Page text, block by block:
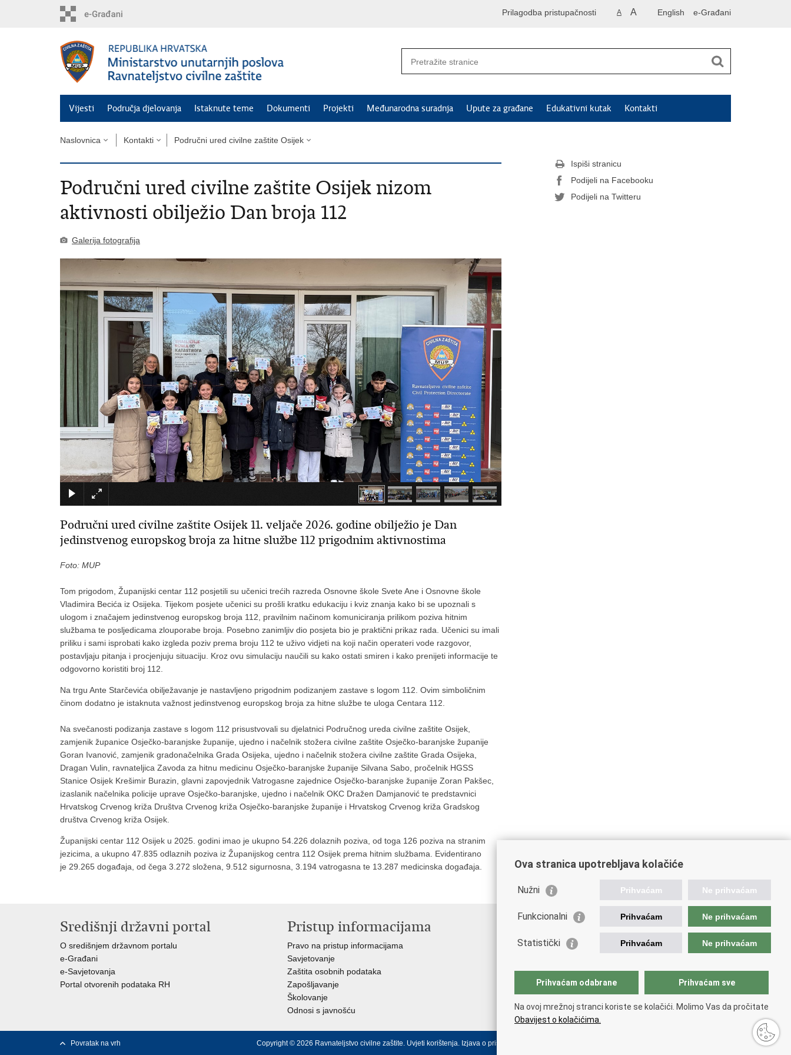
English e-Građani
A A
Prilagodba pristupačnosti
Vijesti Područja djelovanja Istaknute teme Dokumenti Projekti Međunarodna suradnja Upute za građane Edukativni kutak Kontakti
Naslovnica Kontakti Područni ured civilne zaštite Osijek
Područni ured civilne zaštite Osijek nizom
aktivnosti obilježio Dan broja 112
Galerija fotografija
Područni ured civilne zaštite Osijek 11. veljače 2026. godine obilježio je Dan jedinstvenog europskog broja za
hitne službe 112 prigodnim aktivnostima
Područni ured civilne zaštite Osijek 11. veljače 2026. godine obilježio je Dan
jedinstvenog europskog broja za hitne službe 112 prigodnim aktivnostima
Foto: MUP
Tom prigodom, Županijski centar 112 posjetili su učenici trećih razreda Osnovne škole Svete Ane i Osnovne škole
Vladimira Becića iz Osijeka. Tijekom posjete učenici su prošli kratku edukaciju i kviz znanja kako bi se upoznali s
ulogom i značajem jedinstvenog europskog broja 112, pravilnim načinom komuniciranja prilikom poziva hitnim
službama te posljedicama zlouporabe broja. Posebno zanimljiv dio posjeta bio je praktični prikaz rada. Učenici su imali
priliku i sami isprobati kako izgleda poziv prema broju 112 te uživo vidjeti na koji način operateri vode razgovor,
postavljaju pitanja i procjenjuju situaciju. Kroz ovu simulaciju naučili su kako ostati smiren i kako prenijeti informacije te
odgovorno koristiti broj 112.
Na trgu Ante Starčevića obilježavanje je nastavljeno prigodnim podizanjem zastave s logom 112. Ovim simboličnim
činom dodatno je istaknuta važnost jedinstvenog europskog broja za hitne službe te uloga Centara 112.
Na svečanosti podizanja zastave s logom 112 prisustvovali su djelatnici Područnog ureda civilne zaštite Osijek,
zamjenik županice Osječko-baranjske županije, ujedno i načelnik stožera civilne zaštite Osječko-baranjske županije
Goran Ivanović, zamjenik gradonačelnika Grada Osijeka, ujedno i načelnik stožera civilne zaštite Grada Osijeka,
Dragan Vulin, ravnateljica Zavoda za hitnu medicinu Osječko-baranjske županije Silvana Sabo, pročelnik HGSS
Stanice Osijek Krešimir Burazin, glavni zapovjednik Vatrogasne zajednice Osječko-baranjske županije Zoran Pakšec,
izaslanik načelnika policije uprave Osječko-baranjske, ujedno i načelnik OKC Dražen Damjanović te predstavnici
Hrvatskog Crvenog križa Društva Crvenog križa Osječko-baranjske županije i Hrvatskog Crvenog križa Gradskog
društva Crvenog križa Osijek.
Županijski centar 112 Osijek u 2025. godini imao je ukupno 54.226 dolaznih poziva, od toga 126 poziva na stranim
jezicima, a ukupno 47.835 odlaznih poziva iz Županijskog centra 112 Osijek prema hitnim službama. Evidentirano
je 29.265 događaja, od čega 3.272 složena, 9.512 sigurnosna, 3.194 vatrogasna te 13.287 medicinska događaja.
Ispiši stranicu
Podijeli na Facebooku
Podijeli na Twitteru
Središnji državni portal
O središnjem državnom portalu
e-Građani
e-Savjetovanja
Portal otvorenih podataka RH
Pristup informacijama
Pravo na pristup informacijama
Savjetovanje
Zaštita osobnih podataka
Zapošljavanje
Školovanje
Odnosi s javnošću
Važne poveznice
Vlada Republike Hrvatske
Ministarstvo obrane
Povratak na vrh Copyright © 2026 Ravnateljstvo civilne zaštite. Uvjeti korištenja. Izjava o pristupačnosti
Ova stranica upotrebljava kolačiće
Nužni Prihvaćam Ne prihvaćam
Funkcionalni Prihvaćam Ne prihvaćam
Statistički Prihvaćam Ne prihvaćam
Prihvaćam odabrane Prihvaćam sve
Na ovoj mrežnoj stranci koriste se kolačići. Molimo Vas da pročitate
Obavijest o kolačićima.